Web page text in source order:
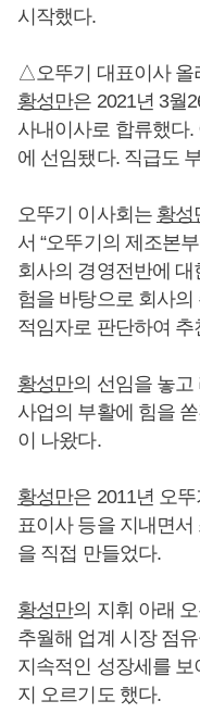
시작했다.
△오뚜기 대표이사 올
황성만은 2021년 3월
사내이사로 합류했다
에 선임됐다. 직급도
오뚜기 이사회는 황성
서 “오뚜기의 제조본
회사의 경영전반에 대
험을 바탕으로 회사
적임자로 판단하여 추
황성만의 선임을 놓고
사업의 부활에 힘을
이 나왔다.
황성만은 2011년 오
표이사 등을 지내면
을 직접 만들었다.
황성만의 지휘 아래
추월해 업계 시장 점
지속적인 성장세를
지 오르기도 했다.